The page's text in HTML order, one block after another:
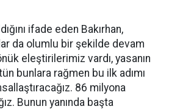
ifade eden Bakırhan,
da olumlu bir şekilde devam
eleştirilerimiz vardı, yasanın
bunlara rağmen bu ilk adımı
86 milyona
Bunun yanında başta